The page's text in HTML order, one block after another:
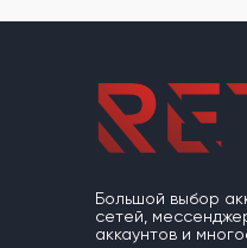
Большой выбор
сетей,
аккаунтов и